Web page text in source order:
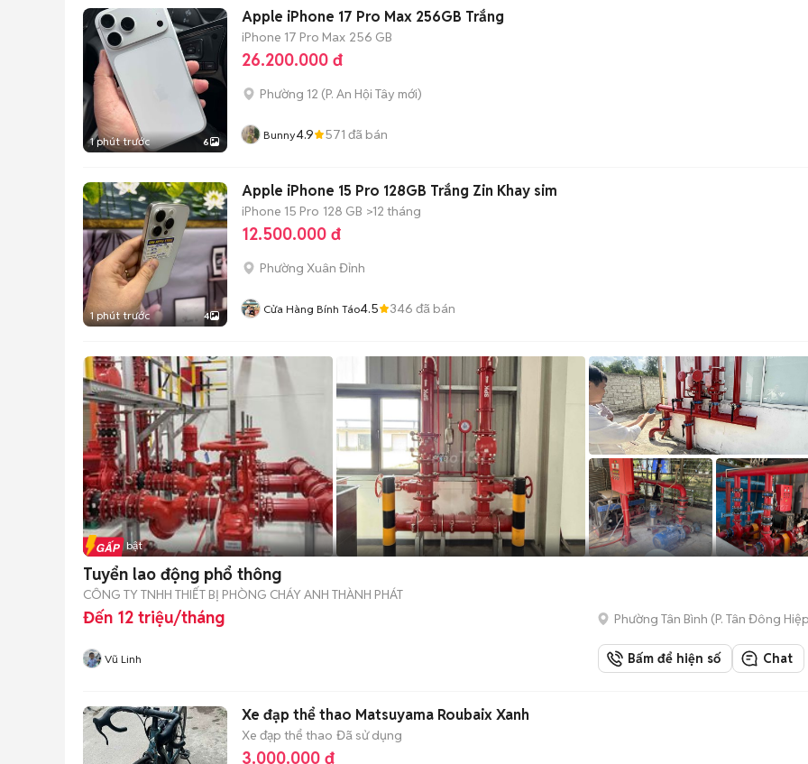
1 phút trước 6
Apple iPhone 17 Pro Max 256GB Trắng
iPhone 17 Pro Max 256 GB
26.200.000 đ
Phường 12 (P. An Hội Tây mới)
Bunny4.9 571 đã bán
1 phút trước 4
Apple iPhone 15 Pro 128GB Trắng Zin Khay sim
iPhone 15 Pro 128 GB >12 tháng
12.500.000 đ
Phường Xuân Đỉnh
Cửa Hàng Bính Táo4.5 346 đã bán
Tin nổi bật
Tuyển lao động phổ thông
CÔNG TY TNHH THIẾT BỊ PHÒNG CHÁY ANH THÀNH PHÁT
Đến 12 triệu/tháng Phường Tân Bình (P. Tân Đông
Vũ Linh Bấm để hiện số Chat
Xe đạp thể thao Matsuyama Roubaix Xanh
Xe đạp thể thao Đã sử dụng
3.000.000 đ